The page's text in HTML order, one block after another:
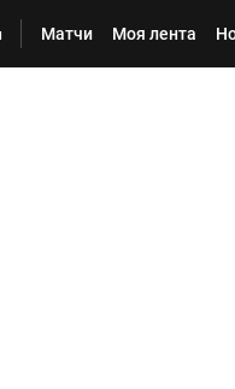
Матчи Моя лента